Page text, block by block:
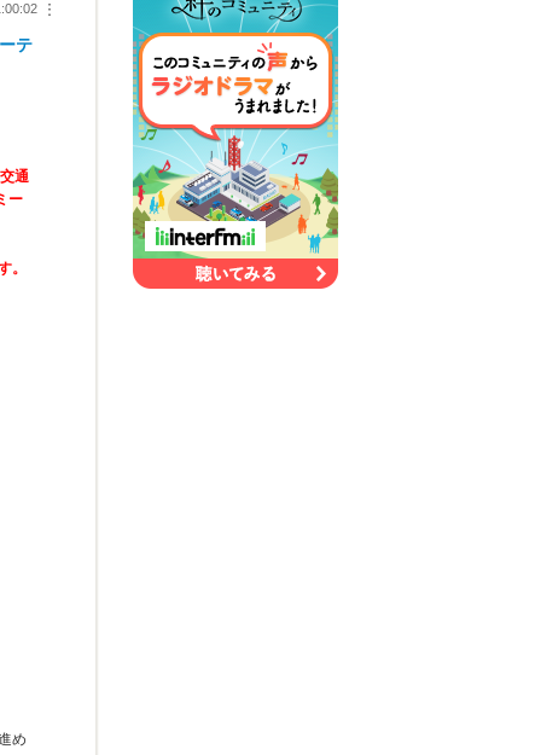
︙
テ
通
ー
。
め